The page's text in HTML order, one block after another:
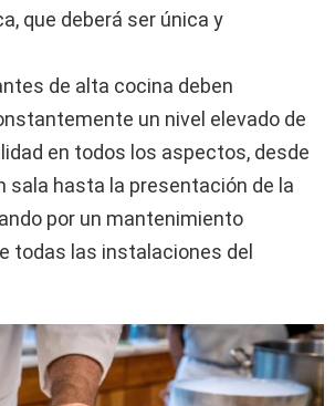
que deberá ser única y
de alta cocina deben
un nivel elevado de
en todos los aspectos, desde
sala hasta la presentación de la
por un mantenimiento
todas las instalaciones del